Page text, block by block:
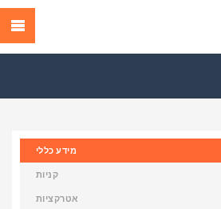
מידע כללי
קניות
אטרקציות